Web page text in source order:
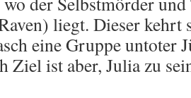
liegt. Dieser kehrt
eine Gruppe untoter
Ziel ist aber, Julia zu